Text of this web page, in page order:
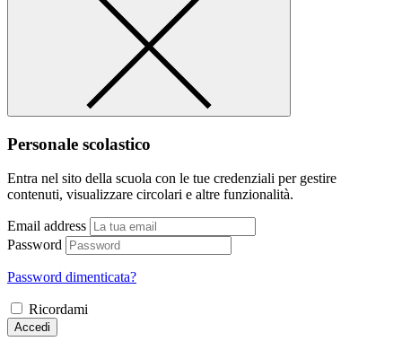
Personale scolastico
Entra nel sito della scuola con le tue credenziali per gestire
contenuti, visualizzare circolari e altre funzionalità.
Email address
Password
Password dimenticata?
Ricordami
Accedi